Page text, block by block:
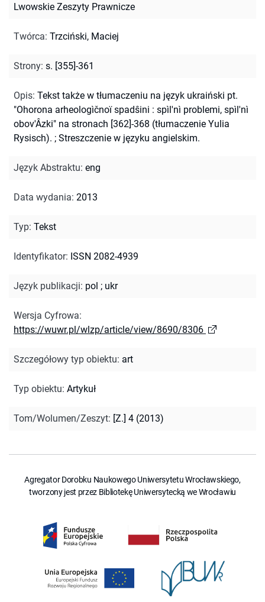
Lwowskie Zeszyty Prawnicze
Twórca: Trzciński, Maciej
Strony: s. [355]-361
Opis: Tekst także w tłumaczeniu na język ukraiński pt.
"Ohorona arheologìčnoï spadŝini : spìl'nì problemi, spìl'nì
obov'Âzki" na stronach [362]-368 (tłumaczenie Yulia
Rysisch). ; Streszczenie w języku angielskim.
Język Abstraktu: eng
Data wydania: 2013
Typ: Tekst
Identyfikator: ISSN 2082-4939
Język publikacji: pol ; ukr
Wersja Cyfrowa:
https://wuwr.pl/wlzp/article/view/8690/8306
Szczegółowy typ obiektu: art
Typ obiektu: Artykuł
Tom/Wolumen/Zeszyt: [Z.] 4 (2013)
Agregator Dorobku Naukowego Uniwersytetu Wrocławskiego,
tworzony jest przez Bibliotekę Uniwersytecką we Wrocławiu